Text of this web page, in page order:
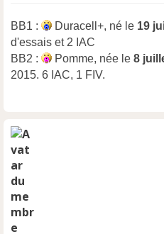
l
u
BB1 : Duracell+, né le 19
d'essais et 2 IAC
BB2 :
Pomme, née le 8
2015. 6 IAC, 1 FIV.